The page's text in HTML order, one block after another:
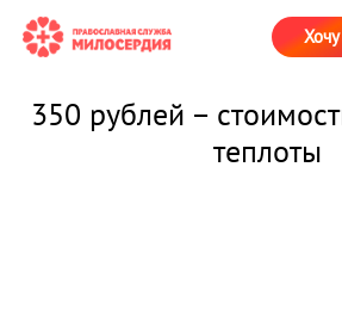
350 рублей –
теплоты